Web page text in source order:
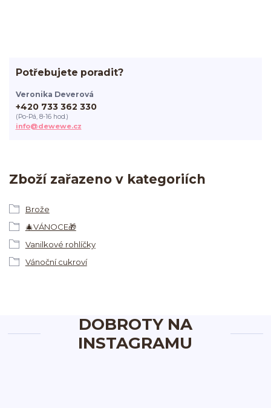
Zboží zařazeno v kategoriích
Brože
🎄VÁNOCE🎁
Vanilkové rohlíčky
Vánoční cukroví
Potřebujete poradit?
Veronika Deverová
+420 733 362 330
(Po-Pá, 8-16 hod.)
info@dewewe.cz
DOBROTY NA
INSTAGRAMU